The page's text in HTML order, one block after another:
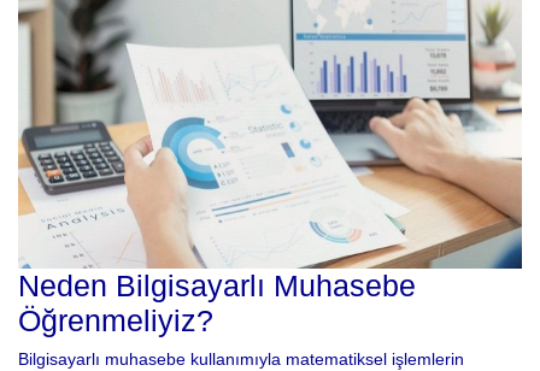
Neden Bilgisayarlı Muhasebe
Öğrenmeliyiz?
Bilgisayarlı muhasebe kullanımıyla matematiksel işlemlerin